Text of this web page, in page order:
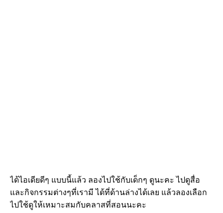
ได้ไอเดียดีๆ แบบนี้แล้ว ลองไปใช้กับเด็กๆ ดูนะคะ ไปดูสื่อ
และกิจกรรมต่างๆที่เรามี ได้ที่ด้านล่างได้เลย แล้วลองเลือก
ไปใช้ดูให้เหมาะสมกับคลาสที่สอนนะคะ